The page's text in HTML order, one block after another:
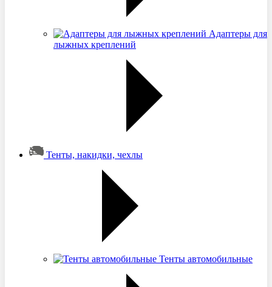
Адаптеры для
лыжных креплений
Тенты, накидки, чехлы
Тенты автомобильные